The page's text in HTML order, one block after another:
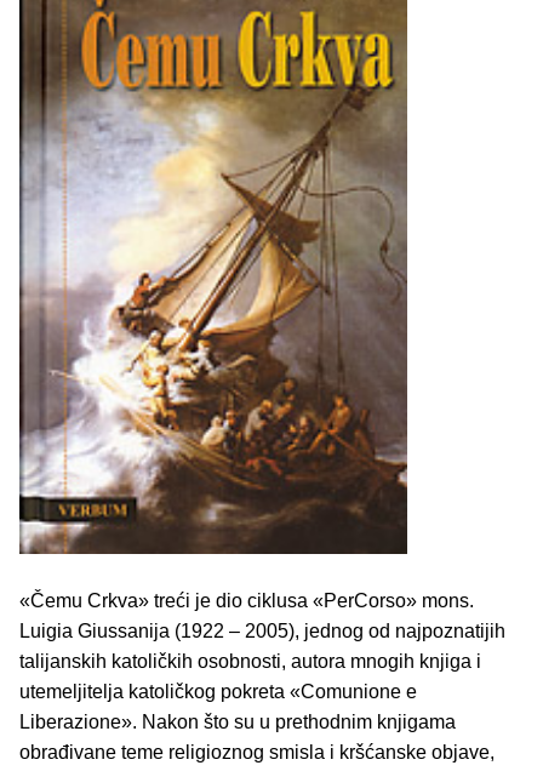
«Čemu Crkva» treći je dio ciklusa «PerCorso» mons.
Luigia Giussanija (1922 – 2005), jednog od najpoznatijih
talijanskih katoličkih osobnosti, autora mnogih knjiga i
utemeljitelja katoličkog pokreta «Comunione e
Liberazione». Nakon što su u prethodnim knjigama
obrađivane teme religioznog smisla i kršćanske objave,